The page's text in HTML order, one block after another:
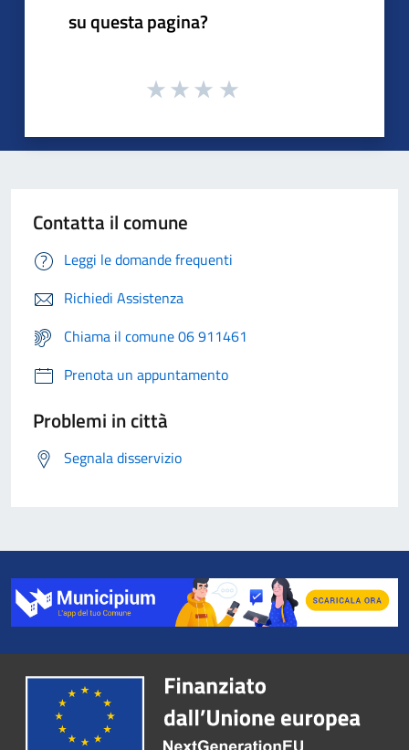
su questa pagina?
Contatta il comune
Leggi le domande frequenti
Richiedi Assistenza
Chiama il comune 06 911461
Prenota un appuntamento
Problemi in città
Segnala disservizio